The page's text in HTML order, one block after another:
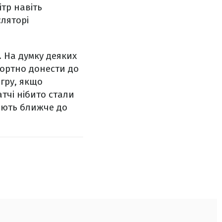
навіть
На думку деяких
донести до
якщо
нібито стали
ближче до